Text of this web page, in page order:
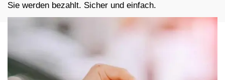
Sie werden bezahlt. Sicher und einfach.